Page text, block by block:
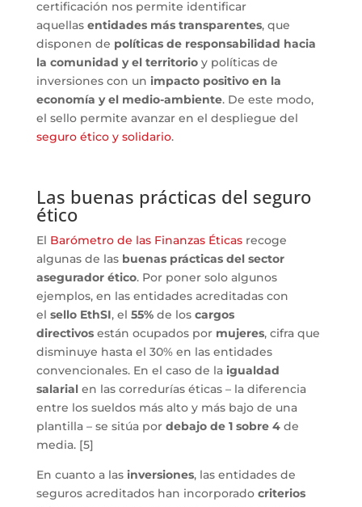
certificación nos permite identificar
aquellasentidades más transparentes, que
disponen de políticas de responsabilidad hacia
la comunidad y el territorioy políticas de
inversiones con un impacto positivo en la
economía y el medio-ambiente. De este modo,
el sello permite avanzar en el despliegue del
seguro ético y solidario.
Las buenas prácticas del seguro
ético
El Barómetro de las Finanzas Éticasrecoge
algunas de las buenas prácticas del sector
asegurador ético. Por poner solo algunos
ejemplos, en las entidades acreditadas con
el sello EthSI, el 55%de los cargos
directivosestán ocupados por mujeres, cifra que
disminuye hasta el 30% en las entidades
convencionales. En el caso de la igualdad
salarialen las corredurías éticas – la diferencia
entre los sueldos más alto y más bajo de una
plantilla – se sitúa pordebajo de 1 sobre 4de
media. [5]
En cuanto a las inversiones, las entidades de
seguros acreditados han incorporado criterios